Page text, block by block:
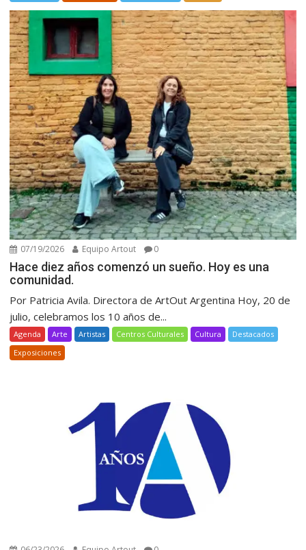
07/19/2026 Equipo Artout 0
Hace diez años comenzó un sueño. Hoy es una
comunidad.
Por Patricia Avila. Directora de ArtOut Argentina Hoy, 20 de
julio, celebramos los 10 años de...
Agenda Arte Artistas Centros Culturales Cultura
Destacados
Exposiciones